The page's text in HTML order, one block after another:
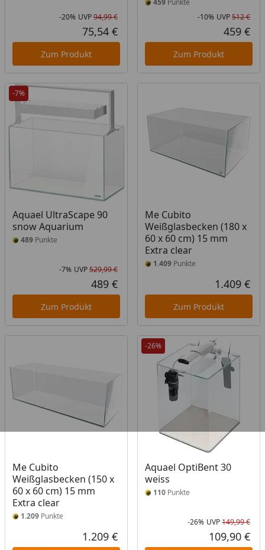
Rabatt in Prozent
-20%
Ursprünglicher Preis
UVP94,99 €
Aktueller Preis
75,54 €
Zum Produkt
459Punkte
-10% UVP512 €
459 €
Zum Produkt
-7%
Aquael UltraScape 90
snow Aquarium
489 Punkte
Rabatt in Prozent
-7%
Ursprünglicher Preis
UVP529,99 €
Aktueller Preis
489 €
Zum Produkt
Me Cubito
Weißglasbecken (180 x
60 x 60 cm) 15 mm
Extra clear
1.409Punkte
1.409 €
Zum Produkt
Me Cubito
Weißglasbecken (150 x
60 x 60 cm) 15 mm
Extra clear
1.209 Punkte
Aktueller Preis
1.209 €
-26%
Aquael OptiBent 30
weiss
110Punkte
-26% UVP149,99 €
109,90 €